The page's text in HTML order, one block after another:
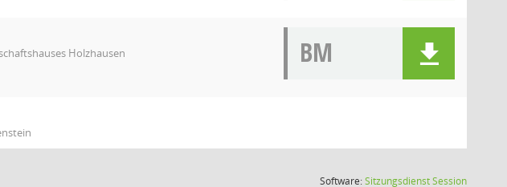
Holzhausen BM
Software:SitzungsdienstSession(Wird in